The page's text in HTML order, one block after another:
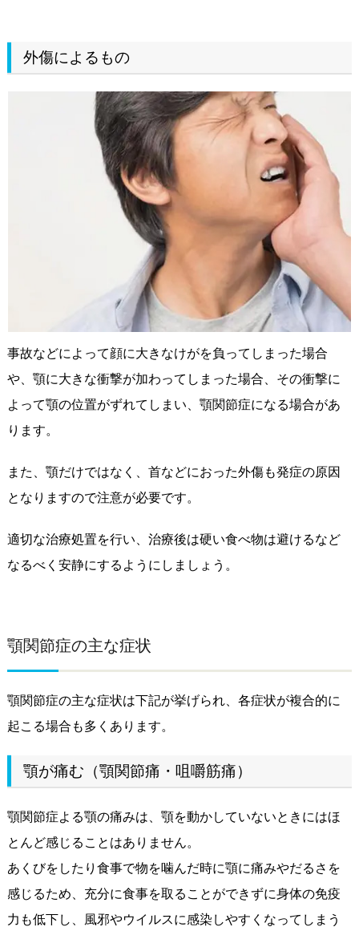
外傷によるもの
事故などによって顔に大きなけがを負ってしまった場合
や、顎に大きな衝撃が加わってしまった場合、その衝撃に
よって顎の位置がずれてしまい、顎関節症になる場合があ
ります。
また、顎だけではなく、首などにおった外傷も発症の原因
となりますので注意が必要です。
適切な治療処置を行い、治療後は硬い食べ物は避けるなど
なるべく安静にするようにしましょう。
顎関節症の主な症状
顎関節症の主な症状は下記が挙げられ、各症状が複合的に
起こる場合も多くあります。
顎が痛む（顎関節痛・咀嚼筋痛）
顎関節症よる顎の痛みは、顎を動かしていないときにはほ
とんど感じることはありません。
あくびをしたり食事で物を噛んだ時に顎に痛みやだるさを
感じるため、充分に食事を取ることができずに身体の免疫
力も低下し、風邪やウイルスに感染しやすくなってしまう